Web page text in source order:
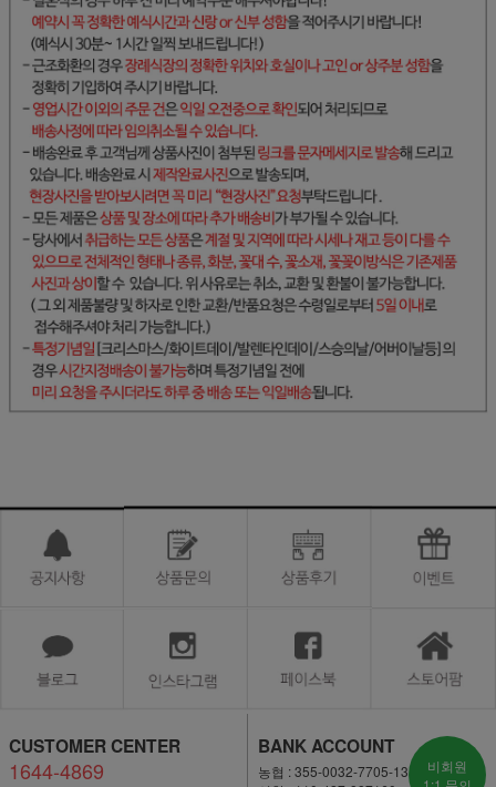
CUSTOMER CENTER
1644-4869
BANK ACCOUNT
농협 : 355-0032-7705-13
비회원